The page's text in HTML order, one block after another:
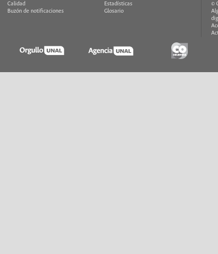
Calidad
Buzón de notificaciones
Estadísticas
Glosario
©